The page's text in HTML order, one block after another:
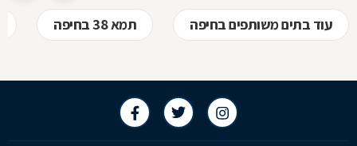
עוד בתים משותפים בחיפה תמא 38 בחיפה